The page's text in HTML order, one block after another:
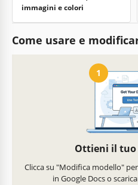
immagini e colori
Come usare e
1
Ottieni il
Clicca su "Modifica modello"
in Google Docs o